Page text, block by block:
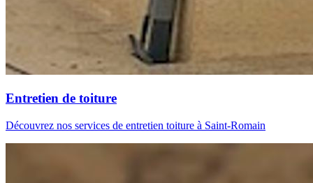
Entretien de toiture
Découvrez nos services de entretien toiture à Saint-Romain